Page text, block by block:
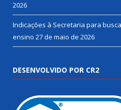
2026
Indicações à Secretaria para
ensino 27 de maio de 2026
DESENVOLVIDO POR CR2